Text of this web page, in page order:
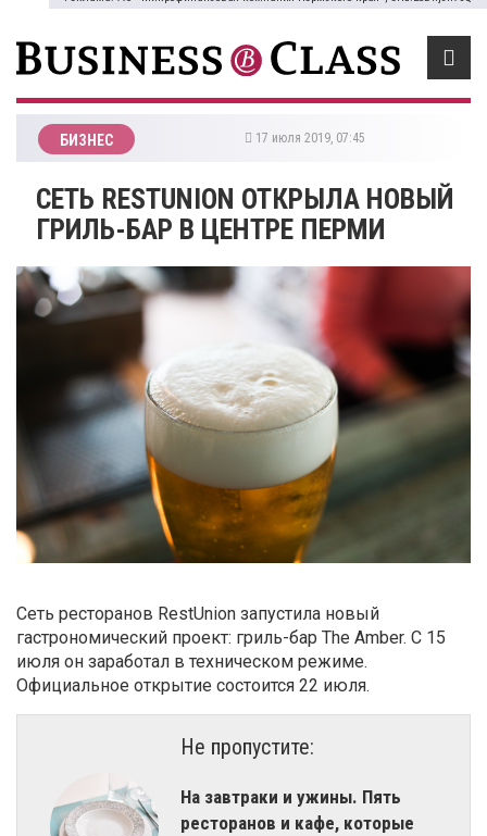
БИЗНЕС 17 июля 2019, 07:45
СЕТЬ RESTUNION ОТКРЫЛА НОВЫЙ
ГРИЛЬ-БАР В ЦЕНТРЕ ПЕРМИ
Сеть ресторанов RestUnion запустила новый
гастрономический проект: гриль-бар The Amber. С 15
июля он заработал в техническом режиме.
Официальное открытие состоится 22 июля.
Не пропустите:
На завтраки и ужины. Пять
ресторанов и кафе, которые